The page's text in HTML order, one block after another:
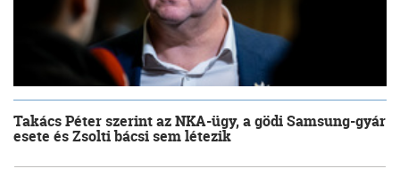
Takács Péter szerint az NKA-ügy, a gödi Samsung-gyár
esete és Zsolti bácsi sem létezik